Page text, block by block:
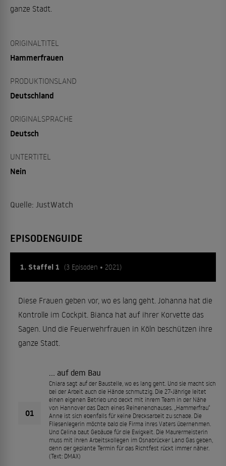
ganze Stadt.
ORIGINALTITEL
Hammerfrauen
PRODUKTIONSLAND
Deutschland
ORIGINALSPRACHE
Deutsch
UNTERTITEL
Nein
Quelle: JustWatch
EPISODENGUIDE
1. Staffel 1 (3 Episoden • 2021)
Diese Frauen geben vor, wo es lang geht. Johanna hat die
Kontrolle im Cockpit. Bianca hat auf ihrer Korvette das
Sagen. Und die Feuerwehrfrauen in Köln beschützen ihre
ganze Stadt.
01
… auf dem Bau
Chiara sagt auf der Baustelle, wo es lang geht. Und sie macht sich
bei der Arbeit auch die Hände schmutzig. Die 27-Jährige leitet
einen eigenen Betrieb und deckt mit ihrem Team in der Nähe
von Hannover das Dach eines Reihenendhauses. „Hammerfrau“
Anne ist sich ebenfalls für keine Drecksarbeit zu schade. Die
Fliesenlegerin möchte bald die Firma ihres Vaters übernehmen.
Und Celina baut Gebäude für die Ewigkeit. Die Maurermeisterin
muss mit ihren Arbeitskollegen im Osnabrücker Land Gas geben,
denn der geplante Termin für das Richtfest rückt immer näher.
(Text: DMAX)